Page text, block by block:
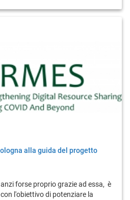
alla guida del progetto
forse proprio grazie ad essa, è
l'obiettivo di potenziare la